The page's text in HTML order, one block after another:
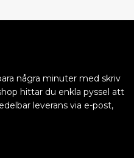
några minuter med skriv
hittar du enkla pyssel att
leverans via e-post,